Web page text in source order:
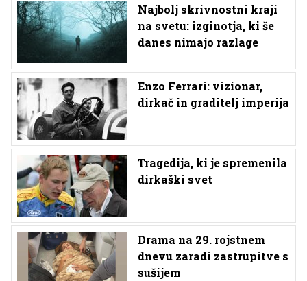
Najbolj skrivnostni kraji
na svetu: izginotja, ki še
danes nimajo razlage
Enzo Ferrari: vizionar,
dirkač in graditelj imperija
Tragedija, ki je spremenila
dirkaški svet
Drama na 29. rojstnem
dnevu zaradi zastrupitve s
sušijem